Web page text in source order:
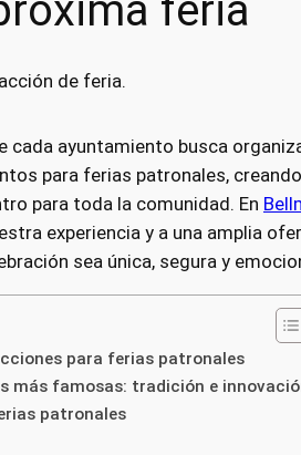
cada ayuntamiento busca
para ferias patronales,
para toda la comunidad. En
experiencia y a una amplia
sea única, segura y
para ferias patronales
más famosas: tradición e
patronales